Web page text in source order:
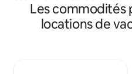
Notre propriété contient un
Foxtel Platinum (toutes les
cuisine, des toilettes
Les commodités
locations de